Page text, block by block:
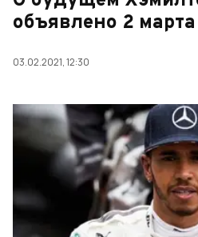
объявлено 2 марта
03.02.2021, 12:30